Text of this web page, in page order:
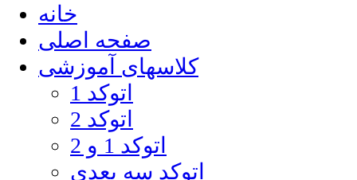
خانه
صفحه اصلی
کلاسهای آموزشی
اتوکد 1
اتوکد 2
اتوکد 1 و 2
اتوکد سه بعدی